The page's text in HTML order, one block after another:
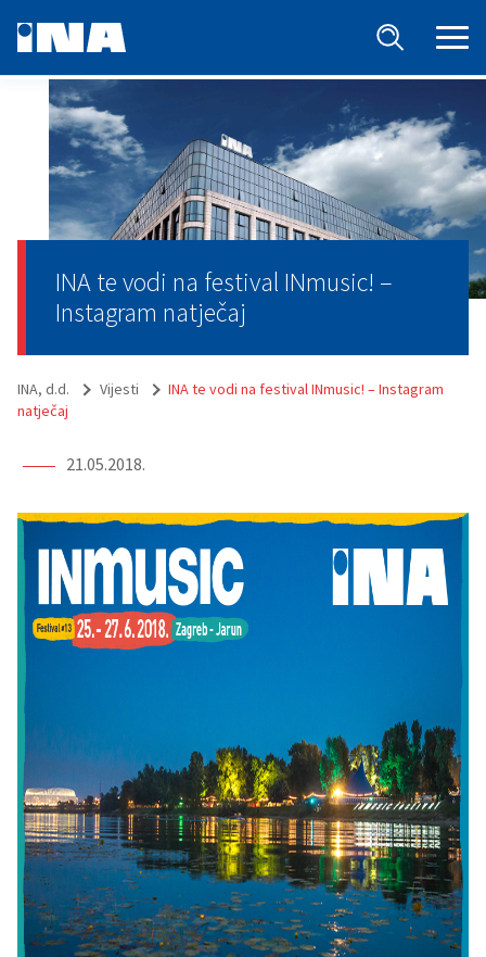
INA te vodi na festival INmusic! –
Instagram natječaj
INA, d.d. Vijesti
INA te vodi na festival INmusic! – Instagram
natječaj
21.05.2018.